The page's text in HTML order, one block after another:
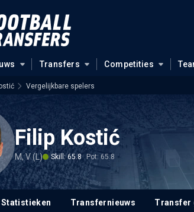
Transfers Competities
Vergelijkbare spelers
Filip Kostić
M, V (L) Skill: 65.8 Pot: 65.8
Statistieken Transfernieuws Transfer